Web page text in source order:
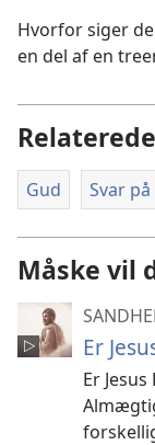
Hvorfor siger
en del af en
Gud Svar
Måske vil
Er
Er